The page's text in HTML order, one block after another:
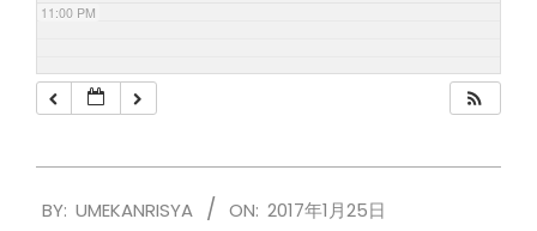
11:00 PM
01-
BY: UMEKANRISYA ON: 2017年1月25日